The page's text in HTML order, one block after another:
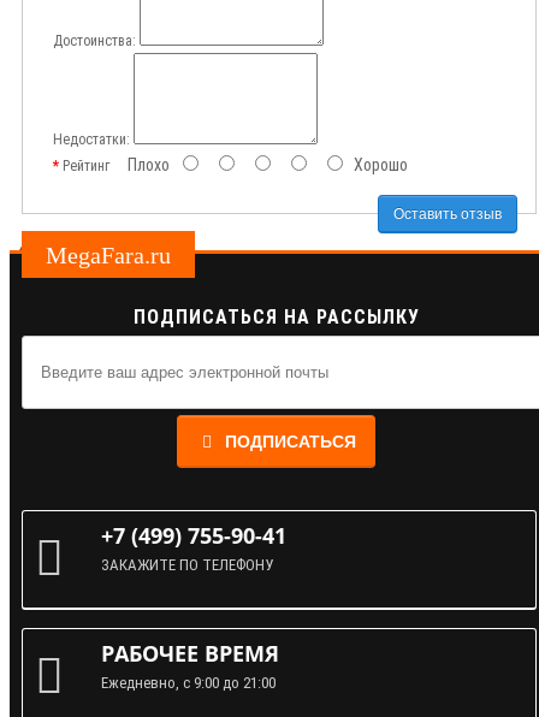
Достоинства:
Недостатки:
РейтингПлохо Хорошо
Оставить отзыв
MegaFara.ru
ПОДПИСАТЬСЯ НА РАССЫЛКУ
ПОДПИСАТЬСЯ
+7 (499) 755-90-41
ЗАКАЖИТЕ ПО ТЕЛЕФОНУ
РАБОЧЕЕ ВРЕМЯ
Ежедневно, с 9:00 до 21:00